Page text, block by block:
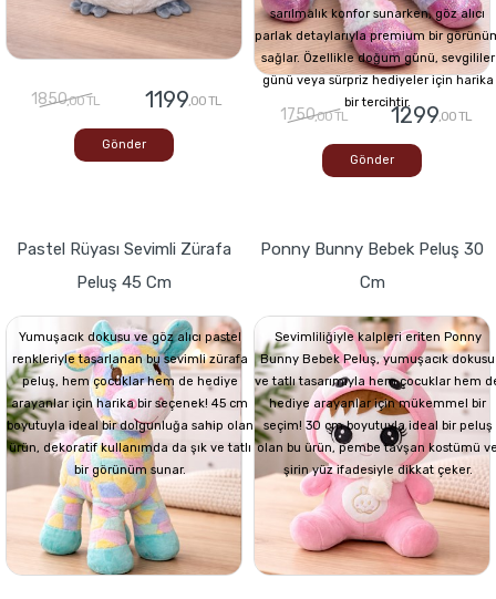
1850,00 TL 1199,00 TL
Gönder
sarılmalık konfor sunarken, göz alıcı
parlak detaylarıyla premium bir
sağlar. Özellikle doğum günü, sevgililer
günü veya sürpriz hediyeler için harika
bir tercihtir.
1750,00 TL 1299,00 TL
Gönder
Pastel Rüyası Sevimli Zürafa
Peluş 45 Cm
Yumuşacık dokusu ve göz alıcı pastel
renkleriyle tasarlanan bu sevimli zürafa
peluş, hem çocuklar hem de hediye
arayanlar için harika bir seçenek! 45 cm
boyutuyla ideal bir dolgunluğa sahip olan
ürün, dekoratif kullanımda da şık ve tatlı
bir görünüm sunar.
Ponny Bunny Bebek Peluş 30
Cm
Sevimliliğiyle kalpleri eriten Ponny
Bunny Bebek Peluş, yumuşacık dokusu
ve tatlı tasarımıyla hem çocuklar hem
hediye arayanlar için mükemmel bir
seçim! 30 cm boyutuyla ideal bir peluş
olan bu ürün, pembe tavşan kostümü
şirin yüz ifadesiyle dikkat çeker.